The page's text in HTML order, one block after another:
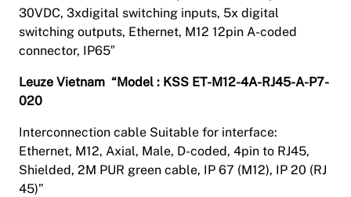
30VDC, 3xdigital switching inputs, 5x digital
switching outputs, Ethernet, M12 12pin A-coded
connector, IP65″
Leuze Vietnam “Model : KSS ET-M12-4A-RJ45-A-P7-
020
Interconnection cable Suitable for interface:
Ethernet, M12, Axial, Male, D-coded, 4pin to RJ45,
Shielded, 2M PUR green cable, IP 67 (M12), IP 20 (RJ
45)”